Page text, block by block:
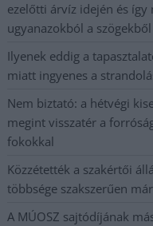
ezelőtti árvíz idején és
ugyanazokból a szögekből
Ilyenek eddig a
miatt ingyenes a
Nem biztató: a hétvégi
megint visszatér a
fokokkal
Közzétették a szakértői
többsége szakszerűen
A MÚOSZ sajtódíjának